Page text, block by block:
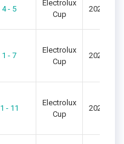
4 - 5
Electrolux
Cup
2024/
1 - 7
Electrolux
Cup
2024/
1 - 11
Electrolux
Cup
2024/